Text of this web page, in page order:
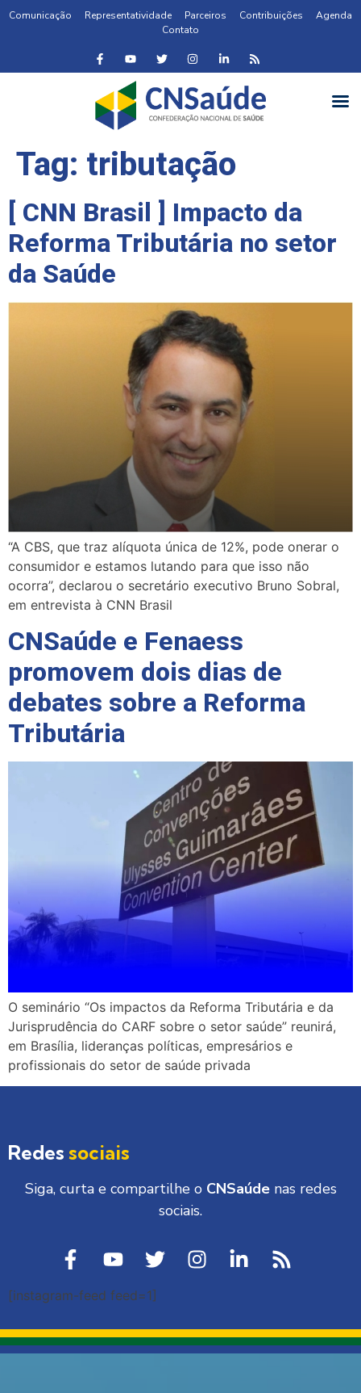
Comunicação Representatividade Parceiros Contribuições
Agenda
Contato
Tag: tributação
[ CNN Brasil ] Impacto da
Reforma Tributária no setor
da Saúde
“A CBS, que traz alíquota única de 12%, pode onerar o
consumidor e estamos lutando para que isso não
ocorra”, declarou o secretário executivo Bruno Sobral,
em entrevista à CNN Brasil
CNSaúde e Fenaess
promovem dois dias de
debates sobre a Reforma
Tributária
O seminário “Os impactos da Reforma Tributária e da
Jurisprudência do CARF sobre o setor saúde” reunirá,
em Brasília, lideranças políticas, empresários e
profissionais do setor de saúde privada
Redes sociais
Siga, curta e compartilhe o CNSaúdenas redes
sociais.
[instagram-feed feed=1]